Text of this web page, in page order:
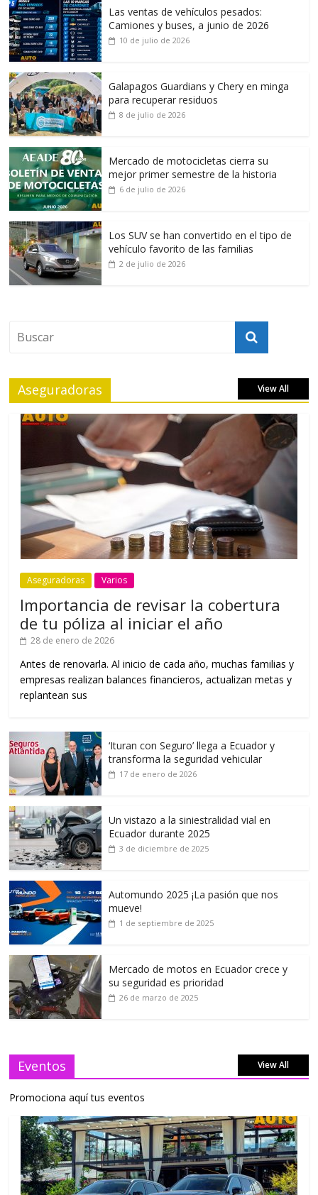
Las ventas de vehículos pesados:
Camiones y buses, a junio de 2026
10 de julio de 2026
Galapagos Guardians y Chery en minga
para recuperar residuos
8 de julio de 2026
Mercado de motocicletas cierra su
mejor primer semestre de la historia
6 de julio de 2026
Los SUV se han convertido en el tipo de
vehículo favorito de las familias
2 de julio de 2026
Aseguradoras View All
Aseguradoras Varios
Importancia de revisar la cobertura
de tu póliza al iniciar el año
28 de enero de 2026
Antes de renovarla. Al inicio de cada año, muchas familias y
empresas realizan balances financieros, actualizan metas y
replantean sus
‘Ituran con Seguro’ llega a Ecuador y
transforma la seguridad vehicular
17 de enero de 2026
Un vistazo a la siniestralidad vial en
Ecuador durante 2025
3 de diciembre de 2025
Automundo 2025 ¡La pasión que nos
mueve!
1 de septiembre de 2025
Mercado de motos en Ecuador crece y
su seguridad es prioridad
26 de marzo de 2025
Eventos View All
Promociona aquí tus eventos